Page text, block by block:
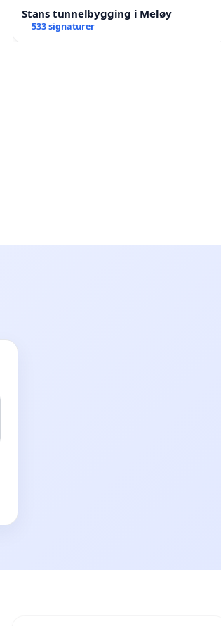
Stans tunnelbygging i Meløy
533 signaturer